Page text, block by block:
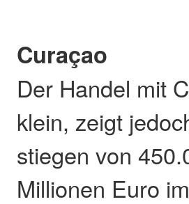
Curaçao
Der Handel mit
klein, zeigt
stiegen von
Millionen Euro